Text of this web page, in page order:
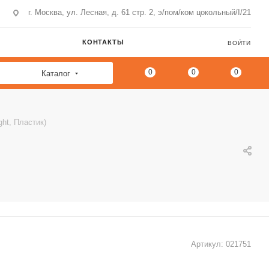
г. Москва, ул. Лесная, д. 61 стр. 2, э/пом/ком цокольный/I/21
КОНТАКТЫ ВОЙТИ
Каталог 0 0 0
Пластик)
Артикул: 021751